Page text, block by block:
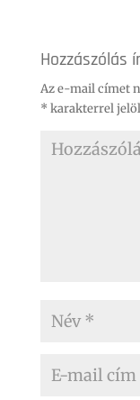
Hozzászólás
Az e-mail címet
* karakterrel